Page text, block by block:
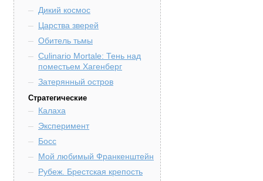
Дикий космос
Царства зверей
Обитель тьмы
Culinario Mortale: Тень над
поместьем Хагенберг
Затерянный остров
Стратегические
Калаха
Эксперимент
Босс
Мой любимый Франкенштейн
Рубеж. Брестская крепость